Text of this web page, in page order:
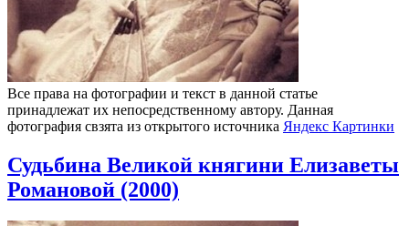
Все права на фотографии и текст в данной статье
принадлежат их непосредственному автору. Данная
фотография свзята из открытого источника Яндекс Картинки
Судьбина Великой княгини Елизаветы
Романовой (2000)